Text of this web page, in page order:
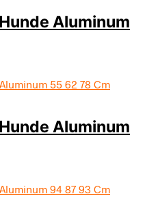
kr..Aluminum
aktuelle
1.899,00 kr..Aluminum
aktuelle